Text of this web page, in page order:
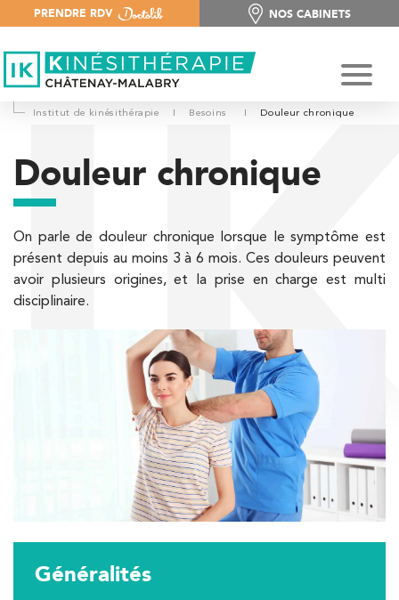
PRENDRE RDV
NOS CABINETS
NOS CABINETS
Institut de kinésithérapie I Besoins I Douleur chronique
Douleur chronique
On parle de douleur chronique lorsque le symptôme est
présent depuis au moins 3 à 6 mois. Ces douleurs peuvent
avoir plusieurs origines, et la prise en charge est multi
disciplinaire.
Généralités